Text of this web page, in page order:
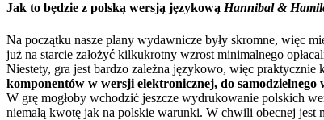
Jak to będzie z polską wersją językową Hannibal &
Na początku nasze plany wydawnicze były skromne, więc
już na starcie założyć kilkukrotny wzrost minimalnego
Niestety, gra jest bardzo zależna językowo, więc
komponentów w wersji elektronicznej, do
W grę mogłoby wchodzić jeszcze wydrukowanie polskich
niemałą kwotę jak na polskie warunki. W chwili obecnej